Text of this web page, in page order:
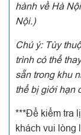
hành về Hà
Nội.)
Chú ý: Tùy
trình có thể
sẵn trong khu
thể bị giới hạn
***Để kiểm tra
khách vui lòng